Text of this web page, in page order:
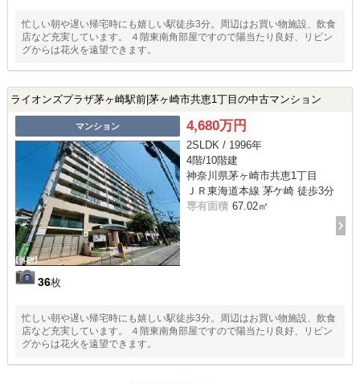
忙しい朝や遅い帰宅時にも嬉しい駅徒歩3分。周辺はお買い物施設、飲食
店など充実しています。 ４階東南角部屋ですので陽当たり良好、リビン
グからは花火を遠望できます。
ライオンズプラザ茅ヶ崎駅前|茅ヶ崎市共恵1丁目の中古マンション
マンション
36枚
4,680万円
2SLDK / 1996年
4階/10階建
神奈川県茅ヶ崎市共恵1丁目
ＪＲ東海道本線 茅ケ崎 徒歩3分
専有面積 67.02㎡
忙しい朝や遅い帰宅時にも嬉しい駅徒歩3分。周辺はお買い物施設、飲食
店など充実しています。 ４階東南角部屋ですので陽当たり良好、リビン
グからは花火を遠望できます。